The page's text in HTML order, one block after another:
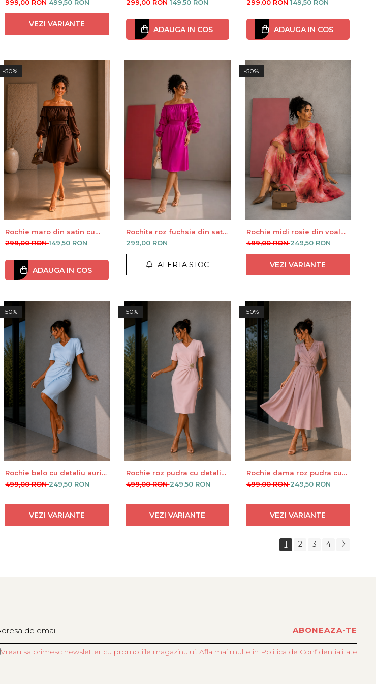
999,00 RON499,50 RON
VEZI VARIANTE
299,00 RON149,50 RON
ADAUGA IN COS
299,00 RON149,50 RON
ADAUGA IN COS
-50%
Rochie maro din satin cu
maneci bufante
299,00 RON149,50 RON
ADAUGA IN COS
Rochita roz fuchsia din satin
cu maneci bufante
299,00 RON
ALERTA STOC
-50%
Rochie midi rosie din voal
cu cordon in talie
499,00 RON249,50 RON
VEZI VARIANTE
-50%
Rochie belo cu detaliu auriu
in talie
499,00 RON249,50 RON
VEZI VARIANTE
-50%
Rochie roz pudra cu detaliu
auriu in talie
499,00 RON249,50 RON
VEZI VARIANTE
-50%
Rochie dama roz pudra cu
rever si buzunare laterale
499,00 RON249,50 RON
VEZI VARIANTE
1 2 3 4
Vreau sa primesc newsletter cu promotiile magazinului. Afla mai multe in Politica de Confidentialitate